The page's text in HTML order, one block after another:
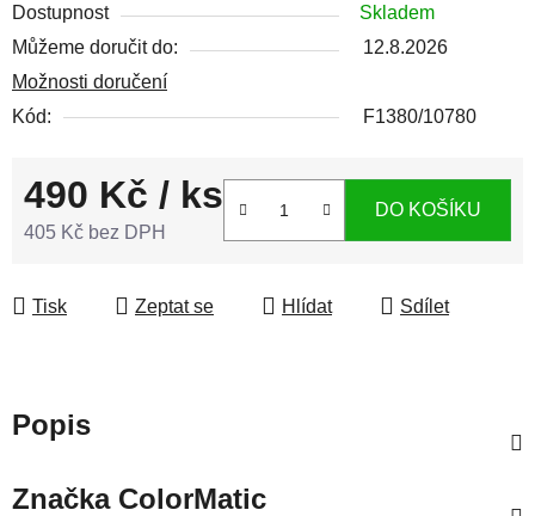
Dostupnost
Skladem
Můžeme doručit do:
12.8.2026
Možnosti doručení
Kód:
F1380/10780
490 Kč / ks
405 Kč bez DPH
DO KOŠÍKU
Tisk Zeptat se Hlídat Sdílet
Popis
ZnačkaColorMatic